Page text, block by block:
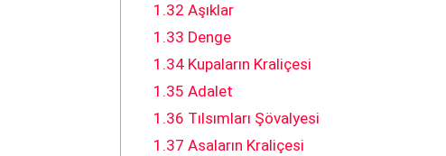
1.32 Aşıklar
1.33 Denge
1.34Kupaların Kraliçesi
1.35 Adalet
1.36 Tılsımları Şövalyesi
1.37 Asaların Kraliçesi